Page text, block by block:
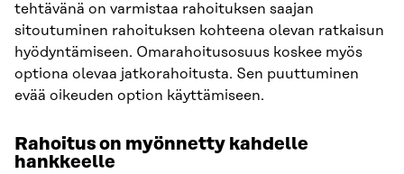
tehtävänä on varmistaa rahoituksen saajan
sitoutuminen rahoituksen kohteena olevan ratkaisun
hyödyntämiseen. Omarahoitusosuus koskee myös
optiona olevaa jatkorahoitusta. Sen puuttuminen
evää oikeuden option käyttämiseen.
Rahoitus on myönnetty kahdelle
hankkeelle